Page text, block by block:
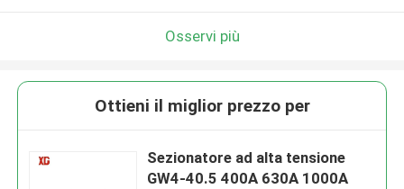
Osservi più
Ottieni il miglior prezzo per
Sezionatore ad alta tensione
GW4-40.5 400A 630A 1000A